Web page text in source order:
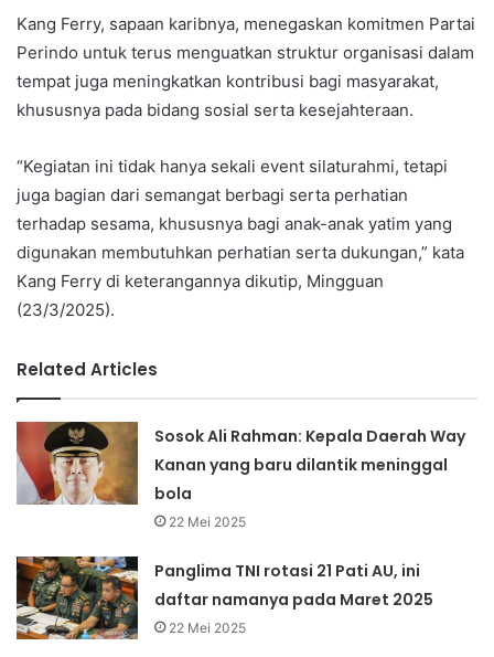
Kang Ferry, sapaan karibnya, menegaskan komitmen Partai
Perindo untuk terus menguatkan struktur organisasi dalam
tempat juga meningkatkan kontribusi bagi masyarakat,
khususnya pada bidang sosial serta kesejahteraan.
“Kegiatan ini tidak hanya sekali event silaturahmi, tetapi
juga bagian dari semangat berbagi serta perhatian
terhadap sesama, khususnya bagi anak-anak yatim yang
digunakan membutuhkan perhatian serta dukungan,” kata
Kang Ferry di keterangannya dikutip, Mingguan
(23/3/2025).
Related Articles
Sosok Ali Rahman: Kepala Daerah Way
Kanan yang baru dilantik meninggal
bola
22 Mei 2025
Panglima TNI rotasi 21 Pati AU, ini
daftar namanya pada Maret 2025
22 Mei 2025